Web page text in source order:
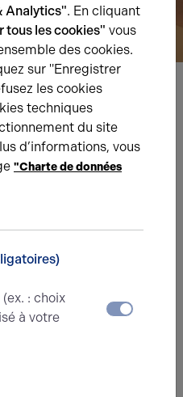
vous lire,
Analytics". En cliquant
tous les cookies" vous
des cookies.
sur "Enregistrer
les cookies
techniques
du site
d’informations, vous
"Charte de données
: choix
à votre